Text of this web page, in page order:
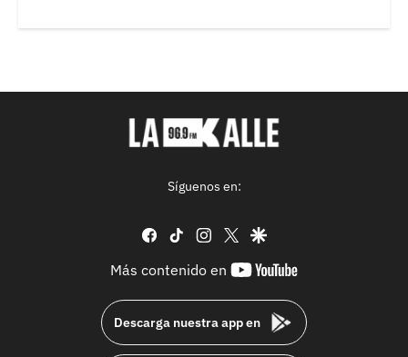
Síguenos en:
facebook
tiktok instagram
twittergoogle
Más contenido en
youtube-
Descarga nuestra app en